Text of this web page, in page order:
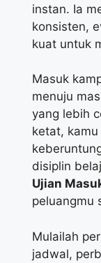
instan. Ia
konsisten,
kuat untuk
Masuk
menuju
yang lebih
ketat,
disiplin
Ujian
peluangmu
Mulailah
jadwal,